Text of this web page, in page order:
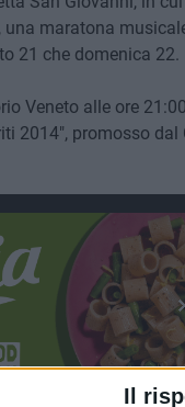
Il
una maratona
21 che domenica 22.
Veneto alle ore
2014", promosso